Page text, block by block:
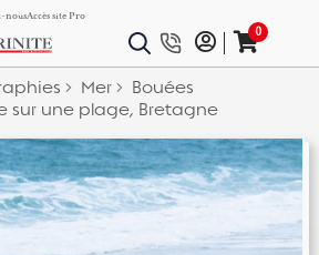
nousAccès site Pro
0
Mer
Bouées
sur une plage, Bretagne